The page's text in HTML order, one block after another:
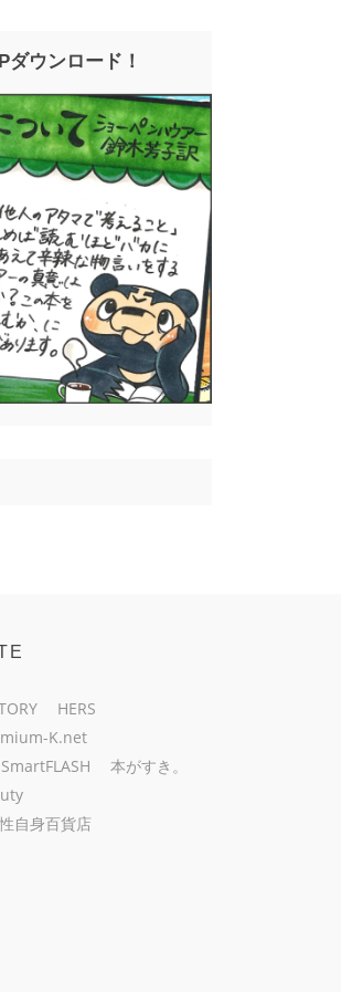
ダウンロード！
HERS
K.net
SmartFLASH
本がすき。
自身百貨店